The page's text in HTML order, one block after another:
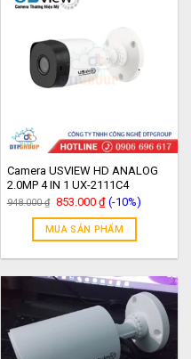
Camera USVIEW HD ANALOG
2.0MP 4 IN 1 UX-2111C4
948.000₫ Giá
là:
948.000 ₫.
853.000 ₫Giá
hiện
tại
là:
(-10%)
MUA SẢN PHẨM